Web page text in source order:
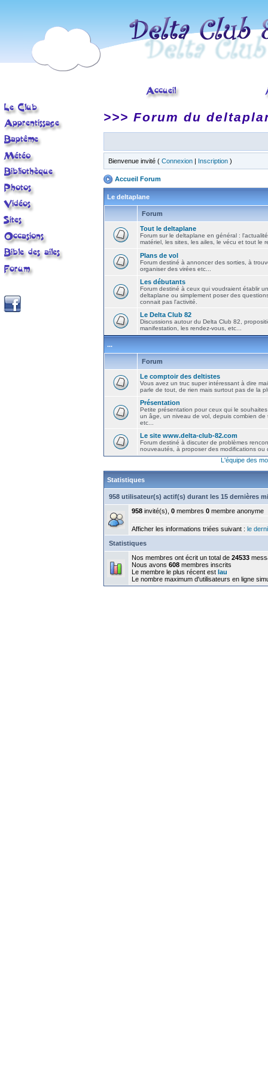
>>> Forum du
Bienvenue invité ( Connexion | Inscription )
Accueil Forum
Le deltaplane
Forum
Tout le deltaplane
Forum sur le deltaplane en général :
matériel, les sites, les ailes, le vécu et tout le
Plans de vol
Forum destiné à annoncer des sorties, à
organiser des virées etc...
Les débutants
Forum destiné à ceux qui voudraient établir
deltaplane ou simplement poser des
connait pas l'activité.
Le Delta Club 82
Discussions autour du Delta Club 82,
manifestation, les rendez-vous, etc...
...
Forum
Le comptoir des deltistes
Vous avez un truc super intéressant à dire
parle de tout, de rien mais surtout pas de la
Présentation
Petite présentation pour ceux qui le
un âge, un niveau de vol, depuis combien de
etc...
Le site www.delta-club-82.com
Forum destiné à discuter de problèmes
nouveautés, à proposer des modifications ou
L'équipe des
Statistiques
958 utilisateur(s) actif(s) durant les 15 dernières
958 invité(s), 0 membres 0 membre anonyme
Afficher les informations triées suivant : le
Statistiques
Nos membres ont écrit un total de 24533
Nous avons 608 membres inscrits
Le membre le plus récent est lau
Le nombre maximum d'utilisateurs en ligne